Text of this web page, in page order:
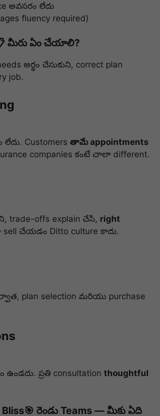
అవసరం లేదు
fluency required)
మీరు ఏం చేయాలి?
అర్థం చేసుకుని, correct plan
job.
Customers తామే appointments
companies కంటే చాలా different.
trade-offs explain చేసి, right
చేయడం Ditto culture కాదు.
plan selection మరియు purchase
ప్రతి consultation thoughtful
🎯 రెండు Teams — మీకు ఏది